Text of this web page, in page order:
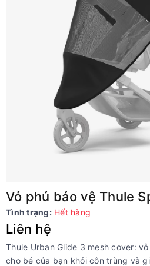
Vỏ phủ bảo vệ Thule
Tình trạng: Hết hàng
Liên hệ
Thule Urban Glide 3 mesh cover:
cho bé của bạn khỏi côn trùng và